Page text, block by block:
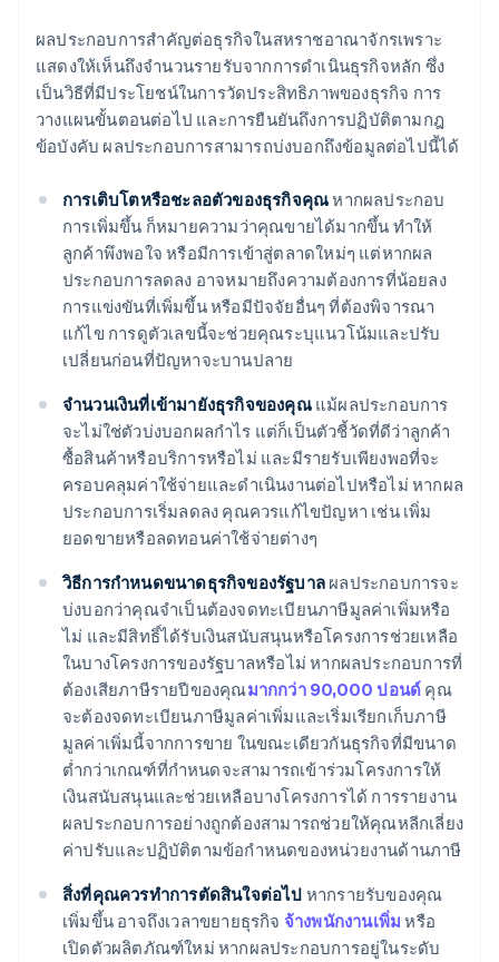
ผลประกอบการสําคัญต่อธุรกิจในสหราชอาณาจักรเพราะ
แสดงให้เห็นถึงจำนวนรายรับจากการดำเนินธุรกิจหลัก ซึ่ง
เป็นวิธีที่มีประโยชน์ในการวัดประสิทธิภาพของธุรกิจ การ
วางแผนขั้นตอนต่อไป และการยืนยันถึงการปฏิบัติตามกฎ
ข้อบังคับ ผลประกอบการสามารถบ่งบอกถึงข้อมูลต่อไปนี้ได้
การเติบโตหรือชะลอตัวของธุรกิจคุณหากผลประกอบ
การเพิ่มขึ้น ก็หมายความว่าคุณขายได้มากขึ้น ทําให้
ลูกค้าพึงพอใจ หรือมีการเข้าสู่ตลาดใหม่ๆ แต่หากผล
ประกอบการลดลง อาจหมายถึงความต้องการที่น้อยลง
การแข่งขันที่เพิ่มขึ้น หรือมีปัจจัยอื่นๆ ที่ต้องพิจารณา
แก้ไข การดูตัวเลขนี้จะช่วยคุณระบุแนวโน้มและปรับ
เปลี่ยนก่อนที่ปัญหาจะบานปลาย
จำนวนเงินที่เข้ามายังธุรกิจของคุณแม้ผลประกอบการ
จะไม่ใช่ตัวบ่งบอกผลกำไร แต่ก็เป็นตัวชี้วัดที่ดีว่าลูกค้า
ซื้อสินค้าหรือบริการหรือไม่ และมีรายรับเพียงพอที่จะ
ครอบคลุมค่าใช้จ่ายและดําเนินงานต่อไปหรือไม่ หากผล
ประกอบการเริ่มลดลง คุณควรแก้ไขปัญหา เช่น เพิ่ม
ยอดขายหรือลดทอนค่าใช้จ่ายต่างๆ
วิธีการกำหนดขนาดธุรกิจของรัฐบาล ผลประกอบการจะ
บ่งบอกว่าคุณจําเป็นต้องจดทะเบียนภาษีมูลค่าเพิ่มหรือ
ไม่ และมีสิทธิ์ได้รับเงินสนับสนุนหรือโครงการช่วยเหลือ
ในบางโครงการของรัฐบาลหรือไม่ หากผลประกอบการที่
ต้องเสียภาษีรายปีของคุณมากกว่า 90,000 ปอนด์ คุณ
จะต้องจดทะเบียนภาษีมูลค่าเพิ่มและเริ่มเรียกเก็บภาษี
มูลค่าเพิ่มนี้จากการขาย ในขณะเดียวกันธุรกิจที่มีขนาด
ต่ำกว่าเกณฑ์ที่กำหนดจะสามารถเข้าร่วมโครงการให้
เงินสนับสนุนและช่วยเหลือบางโครงการได้ การรายงาน
ผลประกอบการอย่างถูกต้องสามารถช่วยให้คุณหลีกเลี่ยง
ค่าปรับและปฏิบัติตามข้อกําหนดของหน่วยงานด้านภาษี
สิ่งที่คุณควรทําการตัดสินใจต่อไป หากรายรับของคุณ
เพิ่มขึ้น อาจถึงเวลาขยายธุรกิจ จ้างพนักงานเพิ่ม หรือ
เปิดตัวผลิตภัณฑ์ใหม่ หากผลประกอบการอยู่ในระดับ